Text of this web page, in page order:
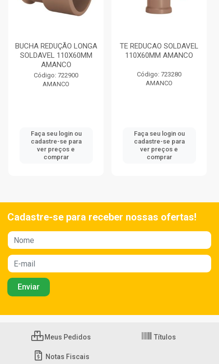
BUCHA REDUÇÃO LONGA
SOLDAVEL 110X60MM
AMANCO
Código: 722900
AMANCO
Faça seu login ou
cadastre-se para
ver preços e
comprar
TE REDUCAO SOLDAVEL
110X60MM AMANCO
Código: 723280
AMANCO
Faça seu login ou
cadastre-se para
ver preços e
comprar
Cadastre-se para receber nossas ofertas!
Meus Pedidos Títulos
Notas Fiscais